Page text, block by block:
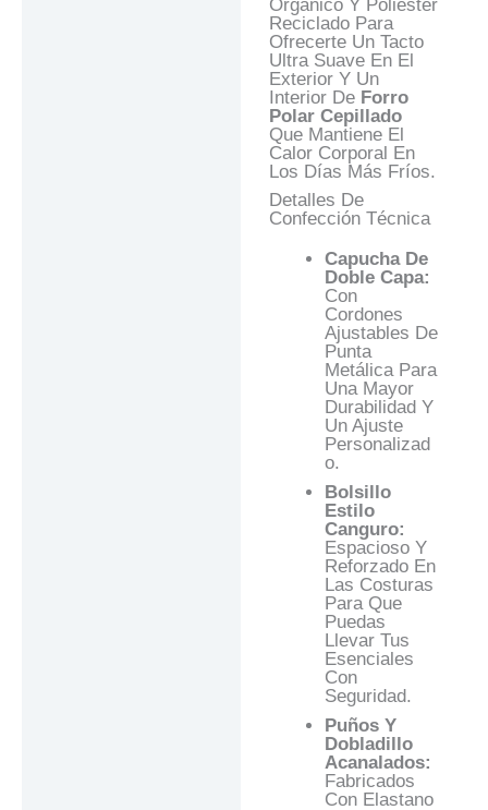
Orgánico Y Poliéster
Reciclado Para
Ofrecerte Un Tacto
Ultra Suave En El
Exterior Y Un
Interior De Forro
Polar Cepillado
Que Mantiene El
Calor Corporal En
Los Días Más Fríos.
Detalles De
Confección Técnica
Capucha De
Doble Capa:
Con
Cordones
Ajustables De
Punta
Metálica Para
Una Mayor
Durabilidad Y
Un Ajuste
Personalizad
O.
Bolsillo
Estilo
Canguro:
Espacioso Y
Reforzado En
Las Costuras
Para Que
Puedas
Llevar Tus
Esenciales
Con
Seguridad.
Puños Y
Dobladillo
Acanalados:
Fabricados
Con Elastano